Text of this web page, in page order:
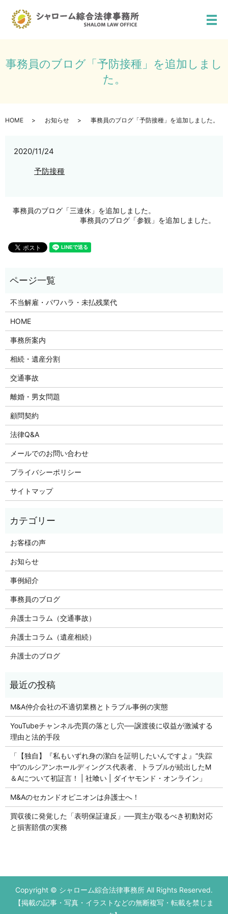
メ
事務員のブログ「予防接種」を追加しまし
た。
HOME お知らせ 事務員のブログ「予防接種」を追加しました。
2020/11/24
予防接種
事務員のブログ「三連休」を追加しました。
事務員のブログ「参観」を追加しました。
不当解雇・パワハラ・未払残業代
HOME
事務所案内
相続・遺産分割
交通事故
離婚・男女問題
顧問契約
法律Q&A
メールでのお問い合わせ
プライバシーポリシー
サイトマップ
お客様の声
お知らせ
事例紹介
事務員のブログ
弁護士コラム（交通事故）
弁護士コラム（遺産相続）
弁護士のブログ
M&A仲介会社の不適切業務とトラブル事例の実態
YouTubeチャンネル売買の落とし穴──譲渡後に収益が激減する
理由と法的手段
「【独自】『私もいずれ身の潔白を証明したいんですよ』“失踪
中”のルシアンホールディングス代表者、トラブルが続出したM
＆Aについて初証言！ | 社喰い | ダイヤモンド・オンライン」
M&Aのセカンドオピニオンは弁護士へ！
買収後に発覚した「表明保証違反」──買主が取るべき初動対応
と損害賠償の実務
Copyright © シャローム綜合法律事務所 All Rights Reserved.
【掲載の記事・写真・イラストなどの無断複写・転載を禁じま